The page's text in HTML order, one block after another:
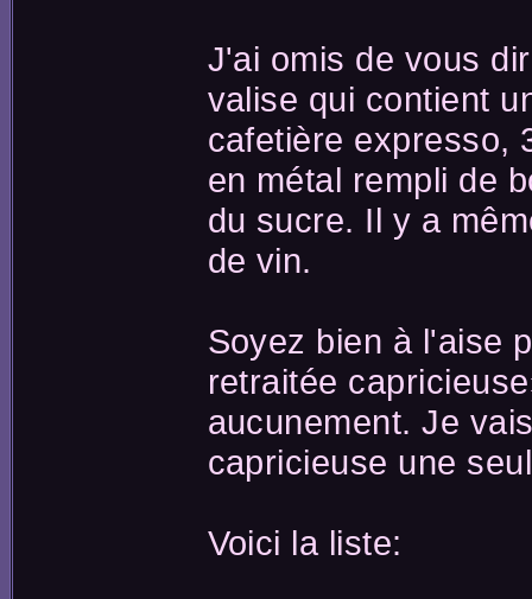
J'ai omis de vous
valise qui contient
cafetière expresso,
en métal rempli de
du sucre. Il y a
de vin.
Soyez bien à l'aise
retraitée
aucunement. Je
capricieuse une
Voici la liste: